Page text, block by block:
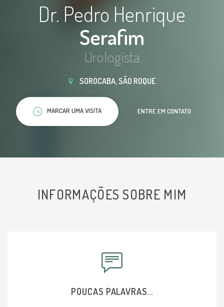
Dr. Pedro Henrique
Serafim
Urologista
SOROCABA, SÃO ROQUE
MARCAR UMA VISITA ENTRE EM CONTATO
INFORMAÇÕES SOBRE MIM
POUCAS PALAVRAS...